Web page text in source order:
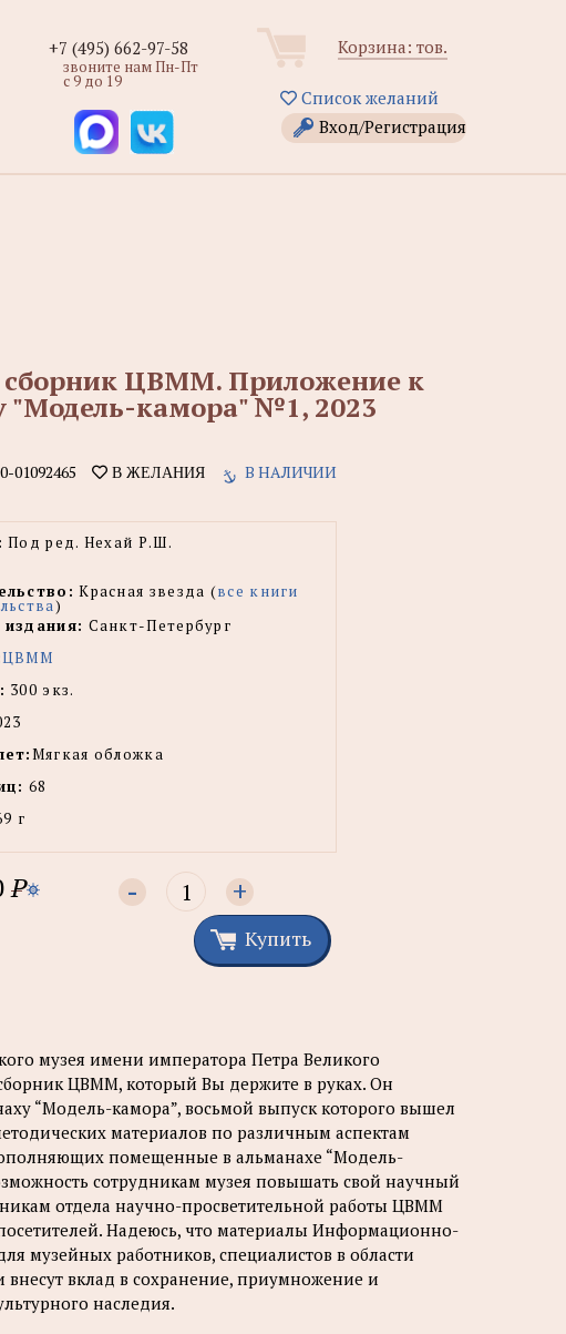
Корзина: тов.
Список желаний
Вход/Регистрация
+7 (495) 662-97-58
звоните нам Пн-Пт
с 9 до 19
ЦВММ. Приложение к
"Модель-камора" №1, 2023
01092465 В ЖЕЛАНИЯ В НАЛИЧИИ
Под ред. Нехай Р.Ш.
Красная звезда (все книги
)
Санкт-Петербург
ЦВММ
300 экз.
Мягкая обложка
68
г
P - +
Купить
музея имени императора Петра Великого
ЦВММ, который Вы держите в руках. Он
“Модель-камора”, восьмой выпуск которого вышел
материалов по различным аспектам
помещенные в альманахе “Модель-
сотрудникам музея повышать свой научный
отдела научно-просветительной работы ЦВММ
Надеюсь, что материалы Информационно-
музейных работников, специалистов в области
вклад в сохранение, приумножение и
наследия.